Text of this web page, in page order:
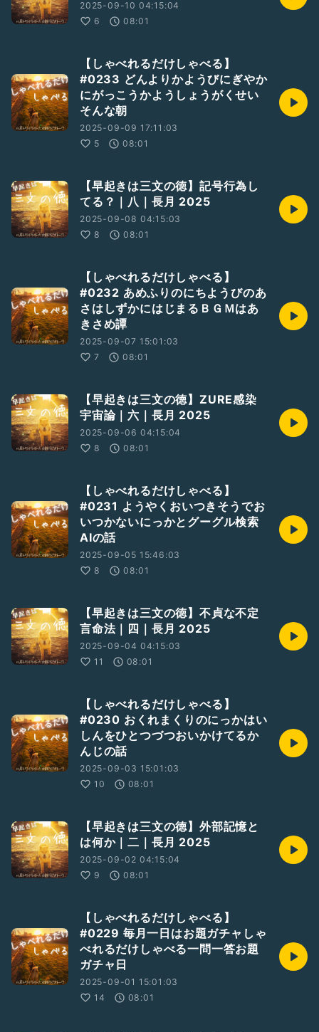
2025-09-10 04:15:04
6
08:01
【しゃべれるだけしゃべる】
#0233 どんよりかようびにぎやか
にがっこうかようしょうがくせい
そんな朝
2025-09-09 17:11:03
5
08:01
【早起きは三文の徳】記号行為し
てる？｜八｜長月 2025
2025-09-08 04:15:03
8
08:01
【しゃべれるだけしゃべる】
#0232 あめふりのにちようびのあ
さはしずかにはじまるＢＧＭはあ
きさめ譚
2025-09-07 15:01:03
7
08:01
【早起きは三文の徳】ZURE感染
宇宙論｜六｜長月 2025
2025-09-06 04:15:04
8
08:01
【しゃべれるだけしゃべる】
#0231 ようやくおいつきそうでお
いつかないにっかとグーグル検索
AIの話
2025-09-05 15:46:03
8
08:01
【早起きは三文の徳】不貞な不定
言命法｜四｜長月 2025
2025-09-04 04:15:03
11
08:01
【しゃべれるだけしゃべる】
#0230 おくれまくりのにっかはい
しんをひとつづつおいかけてるか
んじの話
2025-09-03 15:01:03
10
08:01
【早起きは三文の徳】外部記憶と
は何か｜二｜長月 2025
2025-09-02 04:15:04
9
08:01
【しゃべれるだけしゃべる】
#0229 毎月一日はお題ガチャしゃ
べれるだけしゃべる一問一答お題
ガチャ日
2025-09-01 15:01:03
14
08:01